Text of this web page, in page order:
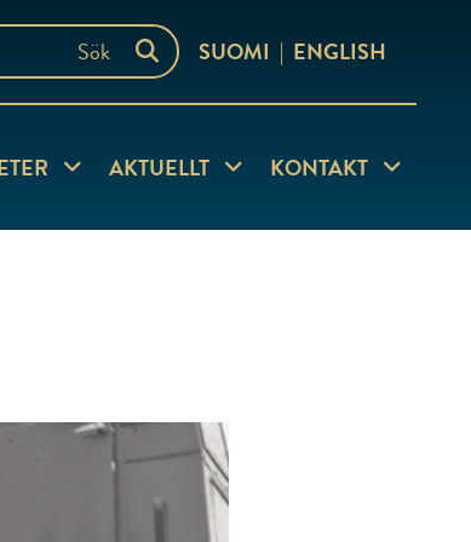
SUOMI ENGLISH
Visa undersida
AKTUELLT Visa undersida
KONTAKT Visa